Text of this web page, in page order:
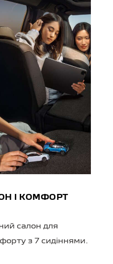
І КОМФОРТ
салон для
з 7 сидіннями.